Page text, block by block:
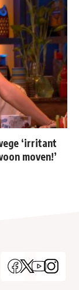
‘irritant
moven!’